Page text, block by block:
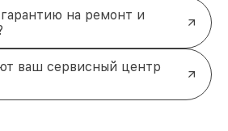
на ремонт и
ваш сервисный центр